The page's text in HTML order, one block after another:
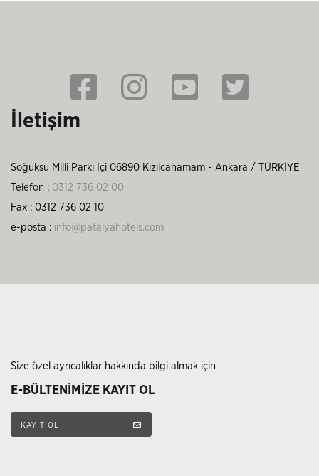
İletişim
Soğuksu Milli Parkı İçi 06890 Kızılcahamam - Ankara / TÜRKİYE
Telefon : 0312 736 02 00
Fax : 0312 736 02 10
e-posta : info@patalyahotels.com
Size özel ayrıcalıklar hakkında bilgi almak için
E-BÜLTENİMİZE KAYIT OL
KAYIT OL